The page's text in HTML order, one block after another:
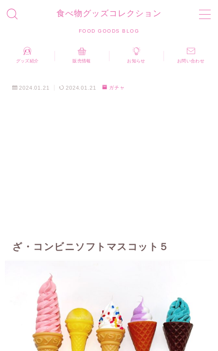
食べ物グッズコレクション
FOOD GOODS BLOG
プライバシーポリシー
運営者情報
グッズ紹介 販売情報 お知らせ お問い合わせ
2024.01.21 2024.01.21 ガチャ
ざ・コンビニソフトマスコット５